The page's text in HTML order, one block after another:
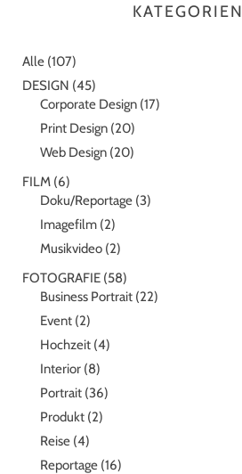
KATEGORIEN
Alle (107)
DESIGN (45)
Corporate Design (17)
Print Design (20)
Web Design (20)
FILM (6)
Doku/Reportage (3)
Imagefilm (2)
Musikvideo (2)
FOTOGRAFIE (58)
Business Portrait (22)
Event (2)
Hochzeit (4)
Interior (8)
Portrait (36)
Produkt (2)
Reise (4)
Reportage (16)